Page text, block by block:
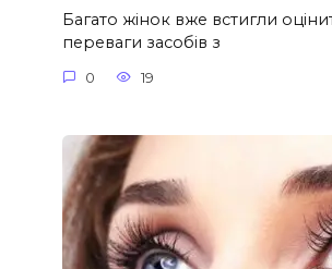
Багато жінок вже встигли
переваги засобів з
0 19